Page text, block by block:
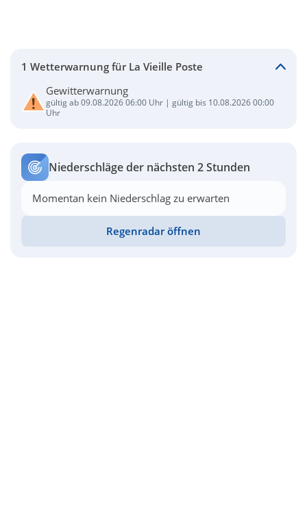
1 Wetterwarnung für La Vieille Poste
Gewitterwarnung
gültig ab 09.08.2026 06:00 Uhr | gültig bis 10.08.2026 00:00
Uhr
Niederschläge der nächsten 2 Stunden
Momentan kein Niederschlag zu erwarten
Regenradar öffnen